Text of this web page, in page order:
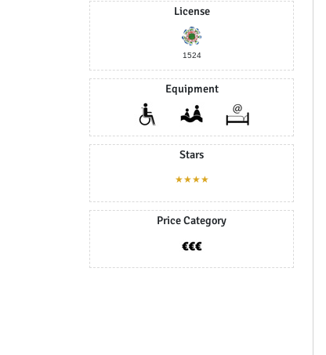
License
1524
Equipment
Stars
★★★★
Price Category